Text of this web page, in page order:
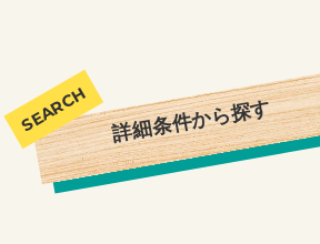
詳細条件から探す